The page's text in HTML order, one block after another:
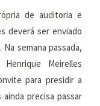
de auditoria e
deverá ser enviado
semana passada,
Meirelles
para presidir a
precisa passar